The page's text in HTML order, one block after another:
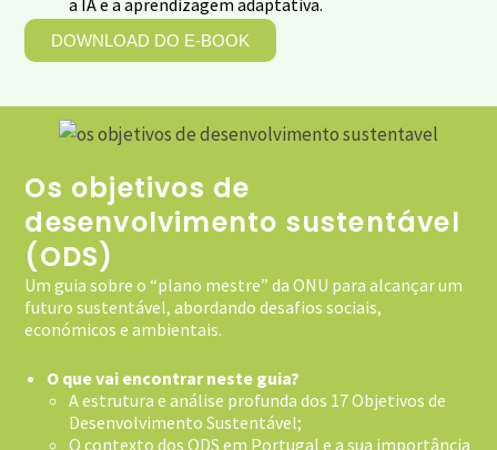
DOWNLOAD DO E-BOOK
Os objetivos de
desenvolvimento sustentável
(ODS)
Um guia sobre o “plano mestre” da ONU para alcançar um
futuro sustentável, abordando desafios sociais,
económicos e ambientais.
O que vai encontrar neste guia?
A estrutura e análise profunda dos 17 Objetivos de
Desenvolvimento Sustentável;
O contexto dos ODS em Portugal e a sua importância